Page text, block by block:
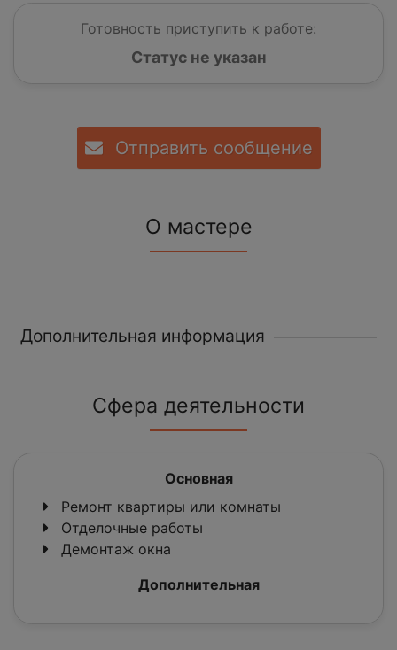
Готовность приступить к работе:
Статус не указан
Отправить сообщение
О мастере
Дополнительная информация
Сфера деятельности
Основная
Ремонт квартиры или комнаты
Отделочные работы
Демонтаж окна
Дополнительная